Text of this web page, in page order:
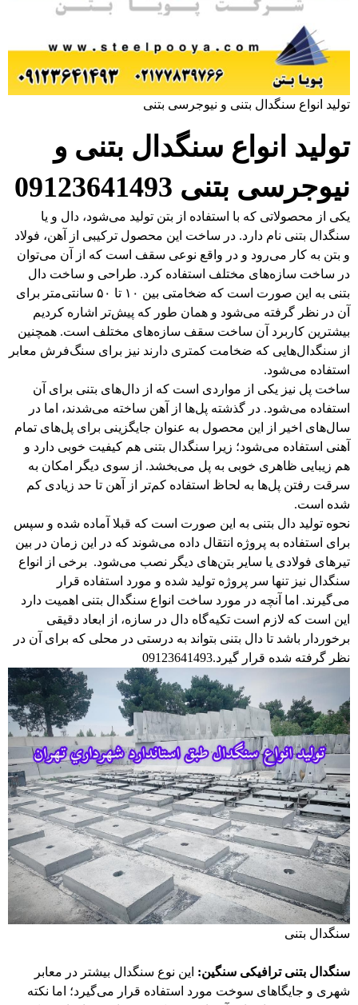
تولید انواع سنگدال بتنی و نیوجرسی بتنی
تولید انواع سنگدال بتنی و
نیوجرسی بتنی 09123641493
یکی از محصولاتی که با استفاده از بتن تولید می‌شود، دال و یا
سنگدال بتنی نام دارد. در ساخت این محصول ترکیبی از آهن، فولاد
و بتن به کار می‌رود و در واقع نوعی سقف است که از آن می‌توان
در ساخت سازه‌های مختلف استفاده کرد. طراحی و ساخت دال
بتنی به این صورت است که ضخامتی بین ۱۰ تا ۵۰ سانتی‌متر برای
آن در نظر گرفته می‌شود و همان طور که پیش‌تر اشاره کردیم
بیشترین کاربرد آن ساخت سقف سازه‌های مختلف است. همچنین
از سنگدال‌هایی که ضخامت کمتری دارند نیز برای سنگ‌فرش معابر
استفاده می‌شود.
ساخت پل‌ نیز یکی از مواردی است که از دال‌های بتنی برای آن
استفاده می‌شود. در گذشته پل‌ها از آهن ساخته می‌شدند، اما در
سال‌های اخیر از این محصول به عنوان جایگزینی برای پل‌های تمام
آهنی استفاده می‌شود؛ زیرا سنگدال بتنی هم کیفیت خوبی دارد و
هم زیبایی ظاهری خوبی به پل می‌بخشد. از سوی دیگر امکان به
سرقت رفتن پل‌ها به لحاظ استفاده کم‌تر از آهن تا حد زیادی کم
شده است.
نحوه تولید دال بتنی به این صورت است که قبلا آماده شده و سپس
برای استفاده به پروژه انتقال داده می‌شوند که در این زمان در بین
تیرهای فولادی یا سایر بتن‌های دیگر نصب می‌شود. برخی از انواع
سنگدال نیز تنها سر پروژه تولید شده و مورد استفاده قرار
می‌گیرند. اما آنچه در مورد ساخت انواع سنگدال بتنی اهمیت دارد
این است که لازم است تکیه‌گاه دال در سازه، از ابعاد دقیقی
برخوردار باشد تا دال بتنی بتواند به درستی در محلی که برای آن در
نظر گرفته شده قرار گیرد.09123641493
سنگدال بتنی
سنگدال بتنی ترافیکی سنگین: این نوع سنگدال بیشتر در معابر
شهری و جایگاهای سوخت مورد استفاده قرار می‌گیرد؛ اما نکته